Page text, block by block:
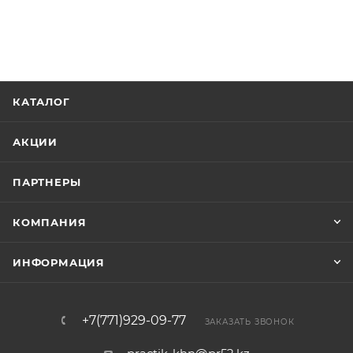
КАТАЛОГ
АКЦИИ
ПАРТНЕРЫ
КОМПАНИЯ
ИНФОРМАЦИЯ
+7(771)929-09-77 ЗАКАЗАТЬ ЗВОНОК